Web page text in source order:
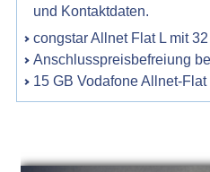
und Kontaktdaten.
congstar Allnet Flat L mit
Anschlusspreisbefreiung
15 GB Vodafone Allnet-